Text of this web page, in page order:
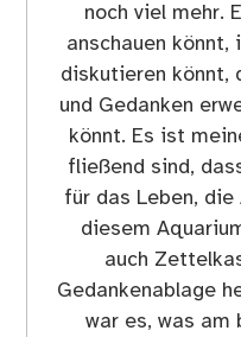
noch viel mehr.
anschauen könnt,
diskutieren könnt,
und Gedanken
könnt. Es ist
fließend sind,
für das Leben,
diesem
auch
Gedankenablage
war es, was am